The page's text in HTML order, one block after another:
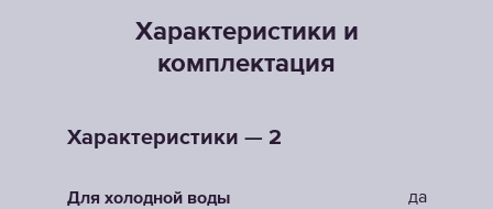
Характеристики и
комплектация
Характеристики — 2
Для холодной воды да